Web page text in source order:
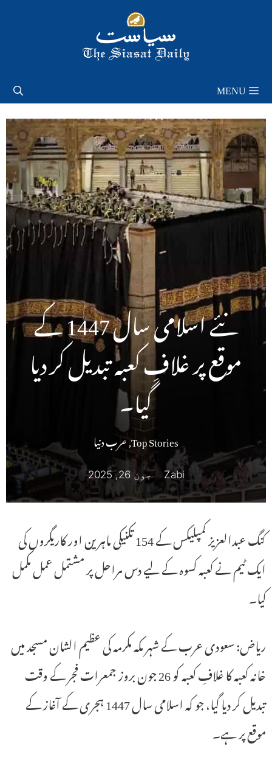
MENU
نئے اسلامی سال 1447 کے
موقع پر غلافِ کعبہ تبدیل کر دیا
گیا۔
Top Stories
,عرب دنیا
Zabi جون 26, 2025
کنگ عبدالعزیز کمپلیکس کے 154 تکنیکی ماہرین اور کاریگروں کی
ایک ٹیم نے کعبہ کسوہ کے لیے دس مراحل پر مشتمل عمل مکمل
کیا۔
ریاض: سعودی عرب کے شہر مکہ مکرمہ کی عظیم الشان مسجد میں
خانہ کعبہ کا غلافِ کعبہ کو 26 جون بروز جمعرات فجر کے وقت
تبدیل کر دیا گیا، جو کہ اسلامی سال 1447 ہجری کے آغاز کے
موقع پر ہے۔